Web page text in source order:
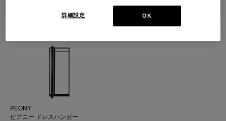
PEONY
ピアニー ドレスハンガー
OK
詳細設定